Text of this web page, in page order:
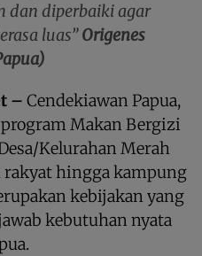
dan diperbaiki agar
luas”Origenes
– Cendekiawan Papua,
Makan Bergizi
Kelurahan Merah
rakyat hingga kampung
kebijakan yang
kebutuhan nyata